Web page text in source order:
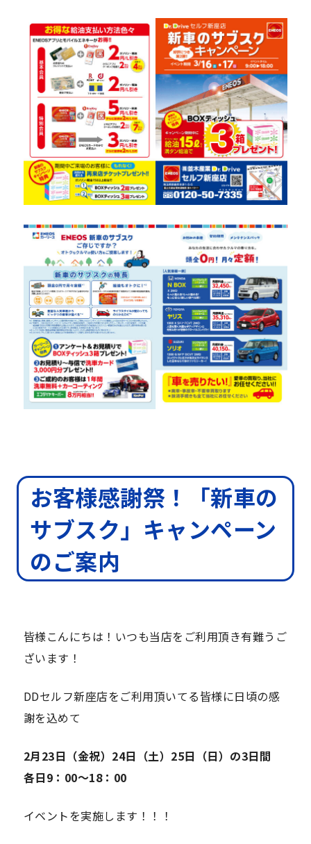
お客様感謝祭！「新車の
サブスク」キャンペーン
のご案内
皆様こんにちは！いつも当店をご利用頂き有難うご
ざいます！
DDセルフ新座店をご利用頂いてる皆様に日頃の感
謝を込めて
2月23日（金祝）24日（土）25日（日）の3日間
各日9：00～18：00
イベントを実施します！！！